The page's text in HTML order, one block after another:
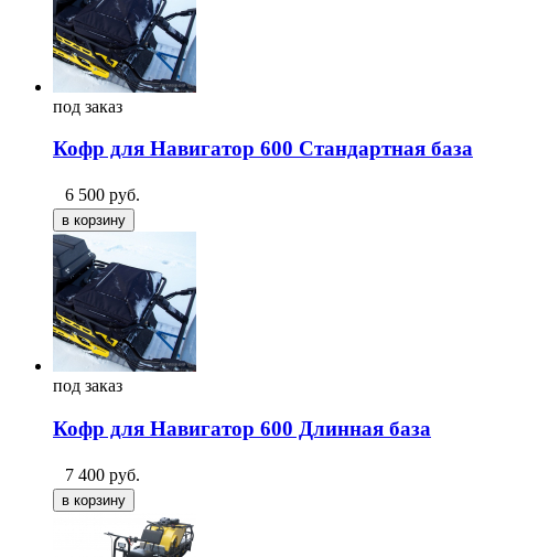
под заказ
Кофр для Навигатор 600 Стандартная база
6 500 руб.
под заказ
Кофр для Навигатор 600 Длинная база
7 400 руб.